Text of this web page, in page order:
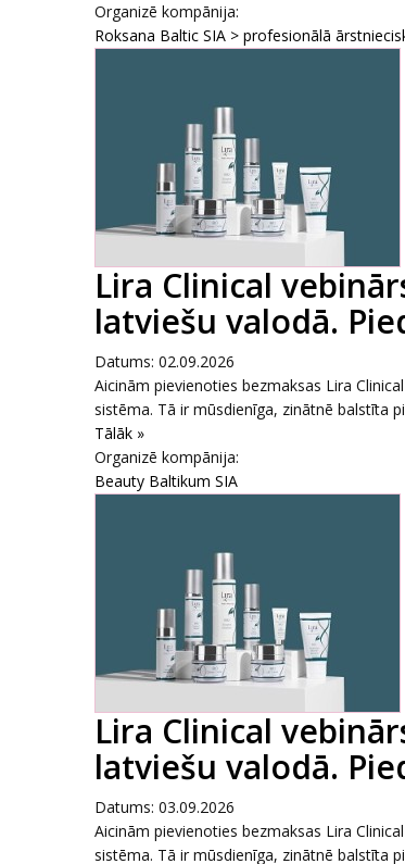
Organizē kompānija:
Roksana Baltic SIA > profesionālā
Lira Clinical
latviešu valodā.
Datums: 02.09.2026
Aicinām pievienoties bezmaksas Lira
sistēma. Tā ir mūsdienīga, zinātnē balstīta
Tālāk »
Organizē kompānija:
Beauty Baltikum SIA
Lira Clinical
latviešu valodā.
Datums: 03.09.2026
Aicinām pievienoties bezmaksas Lira
sistēma. Tā ir mūsdienīga, zinātnē balstīta